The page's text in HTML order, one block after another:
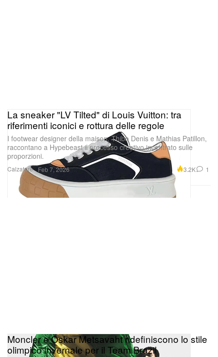
Calzature
La sneaker "LV Tilted" di Louis Vuitton: tra
riferimenti iconici e rottura delle regole
I footwear designer della maison, Thibo Denis e Mathias Patillon,
raccontano a Hypebeast il processo creativo incentrato sulle
proporzioni.
Feb 7, 2026 3.2K 1
Moncler e Oskar Metsavaht ridefiniscono lo stile
olimpico invernale per il Team Brazil